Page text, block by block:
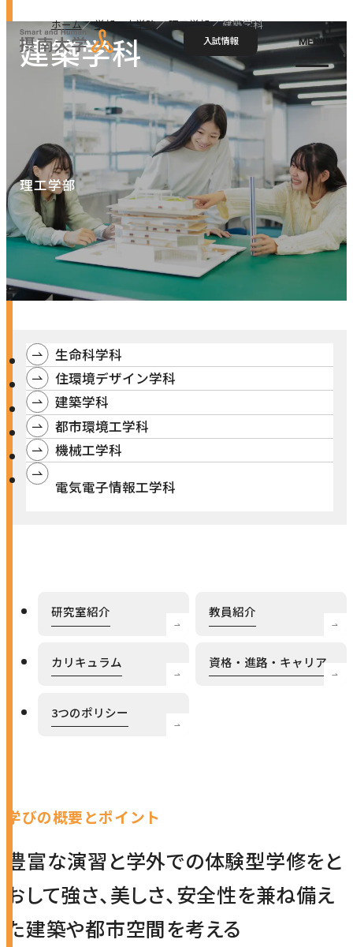
MENU
入試情報
検索 お問い合わせ 資料請求
ホーム
大学概要
大学概要トップ
大学紹介
キャンパス・施設紹介
交通アクセス
情報公開
学部・大学院
学部・大学院トップ
学部
法学部
国際学部
理工学部
薬学部
農学部
法学研究科
国際言語文化研究科
経済経営学研究科
研究・社会連携
研究・社会連携トップ
研究
社会連携
学生ボランティアの募集依頼について
学生生活
学生生活トップ
キャンパスライフ
課外活動
就職・キャリア
資格取得サポート
留学プログラム
危機管理対応
本学への短期留学生に対する支援
その他（国際協力等）
ホーム 学部・大学院 理工学部 建築学科
理工学部
建築学科
生命科学科
住環境デザイン学科
建築学科
都市環境工学科
機械工学科
電気電子情報工学科
研究室紹介 教員紹介
カリキュラム 資格・進路・キャリア
3つのポリシー
学びの概要とポイント
豊富な演習と学外での体験型学修をと
おして強さ、美しさ、安全性を兼ね備え
た建築や都市空間を考える